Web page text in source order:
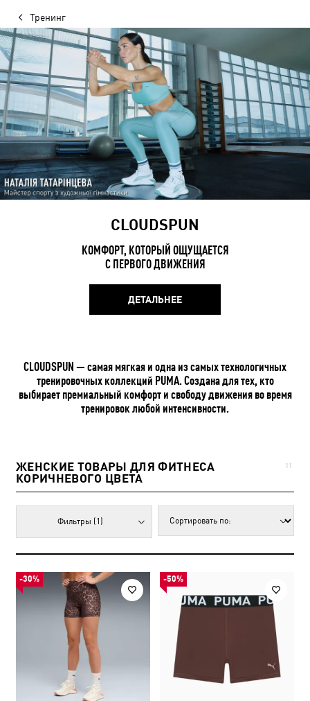
Тренинг
CLOUDSPUN
КОМФОРТ, КОТОРЫЙ ОЩУЩАЕТСЯ
С ПЕРВОГО ДВИЖЕНИЯ
ДЕТАЛЬНЕЕ
CLOUDSPUN — самая мягкая и одна из самых технологичных
тренировочных коллекций PUMA. Создана для тех, кто
выбирает премиальный комфорт и свободу движения во время
тренировок любой интенсивности.
ЖЕНСКИЕ ТОВАРЫ ДЛЯ ФИТНЕСА
КОРИЧНЕВОГО ЦВЕТА
11
Фильтры (1)
-30% -50%